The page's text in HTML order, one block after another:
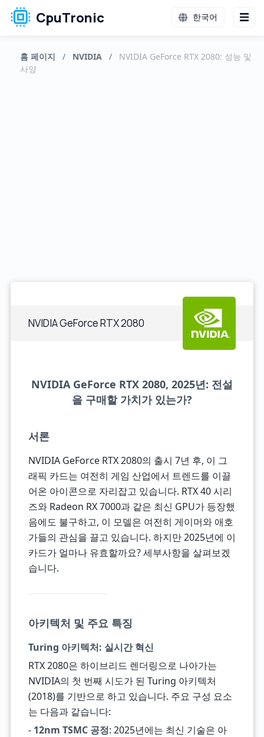
CpuTronic 한국어
홈 페이지 / NVIDIA /
NVIDIA GeForce RTX 2080: 성능 및
사양
NVIDIA GeForce RTX 2080
NVIDIA GeForce RTX 2080, 2025년: 전설
을 구매할 가치가 있는가?
서론
NVIDIA GeForce RTX 2080의 출시 7년 후, 이 그
래픽 카드는 여전히 게임 산업에서 트렌드를 이끌
어온 아이콘으로 자리잡고 있습니다. RTX 40 시리
즈와 Radeon RX 7000과 같은 최신 GPU가 등장했
음에도 불구하고, 이 모델은 여전히 게이머와 애호
가들의 관심을 끌고 있습니다. 하지만 2025년에 이
카드가 얼마나 유효할까요? 세부사항을 살펴보겠
습니다.
아키텍처 및 주요 특징
Turing 아키텍처: 실시간 혁신
RTX 2080은 하이브리드 렌더링으로 나아가는
NVIDIA의 첫 번째 시도가 된 Turing 아키텍처
(2018)를 기반으로 하고 있습니다. 주요 구성 요소
는 다음과 같습니다:
- 12nm TSMC 공정: 2025년에는 최신 기술은 아